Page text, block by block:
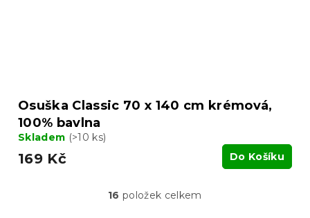
Osuška Classic 70 x 140 cm krémová,
100% bavlna
Skladem (>10 ks)
169 Kč Do Košíku
O
16 položek celkem